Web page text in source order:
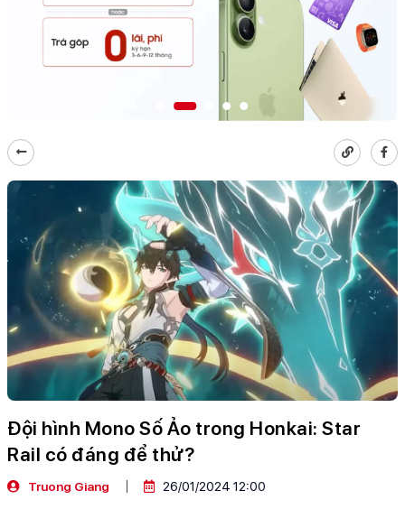
Apple Watch S11 Ốp lưng Pitaka
Ốp lưng Apple
Cốc sạc Apple
Đội hình Mono Số Ảo trong Honkai: Star
Rail có đáng để thử?
Truong Giang 26/01/2024 12:00